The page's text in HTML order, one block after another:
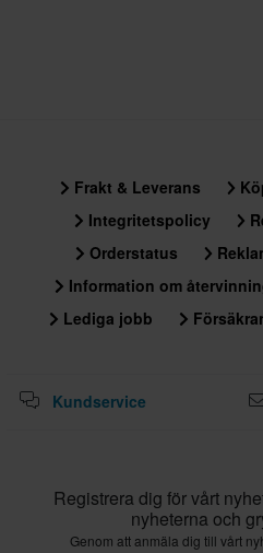
Frakt & Leverans
Integritetspolicy
Orderstatus
Information om
Lediga jobb
Kundservice
Registrera dig för vårt
nyheterna och
Genom att anmäla dig till vårt